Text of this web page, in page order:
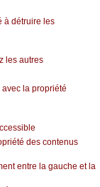
à détruire les
les autres
la propriété
des contenus
entre la gauche et la